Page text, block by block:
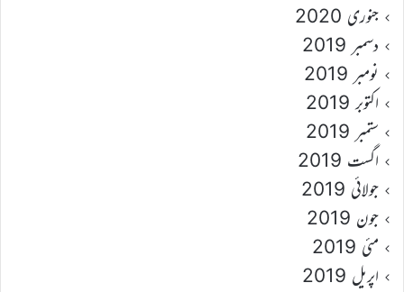
جنوری 2020
دسمبر 2019
نومبر 2019
اکتوبر 2019
ستمبر 2019
اگست 2019
جولائی 2019
جون 2019
مئی 2019
اپریل 2019